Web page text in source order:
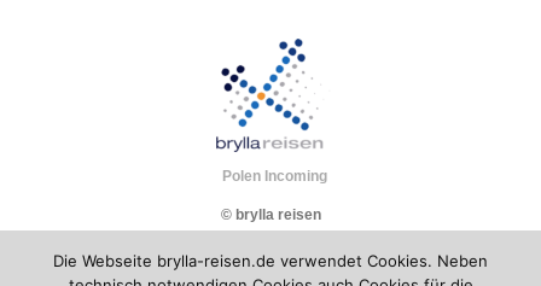
Polen Incoming
© brylla reisen
Die Webseite brylla-reisen.de verwendet Cookies. Neben